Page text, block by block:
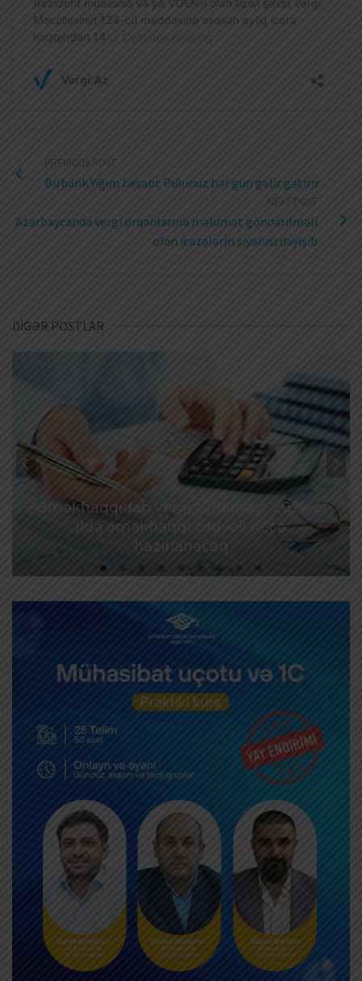
PREVIOUS POST
Birbank Yığım hesabı: Pulunuz hər gün gəlir gətirir
NEXT POST
Azərbaycanda vergi orqanlarına məlumat göndərilməli
olan icazələrin siyahısı dəyişib
DİGƏR POSTLAR
Əməkhaqqıdan vergi tutulması: 2026-cı
ildə əməkhaqqı cədvəli necə
hazırlanacaq